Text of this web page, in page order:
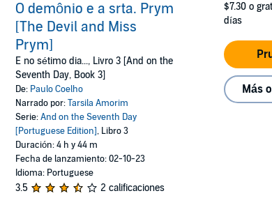
O demônio e a srta. Prym
[The Devil and Miss
Prym]
E no sétimo dia..., Livro 3 [And on the
Seventh Day, Book 3]
De: Paulo Coelho
Narrado por:Tarsila Amorim
Serie:And on the Seventh Day
[Portuguese Edition], Libro 3
Duración: 4 h y 44 m
Fecha de lanzamiento: 02-10-23
Idioma: Portuguese
3.5 2 calificaciones
$7.30 o
días
Más